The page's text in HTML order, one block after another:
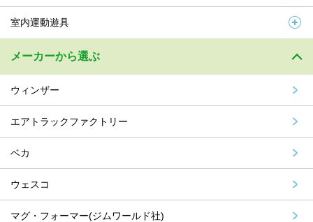
室内運動遊具
メーカーから選ぶ
ウィンザー
エアトラックファクトリー
ベカ
ウェスコ
マグ・フォーマー(ジムワールド社)